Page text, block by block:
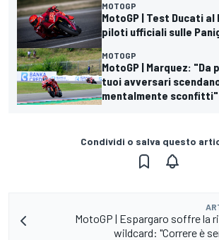
MOTOGP
MotoGP | Test Ducati
piloti ufficiali sulle
MOTOGP
MotoGP | Marquez: "Da
tuoi avversari
mentalmente sconfitti"
Condividi o salva questo
MotoGP | Espargaro soffre la
wildcard: "Correre è